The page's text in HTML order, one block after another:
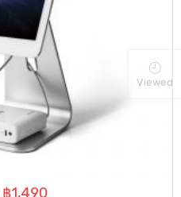
Original
฿1,490Current
Viewed